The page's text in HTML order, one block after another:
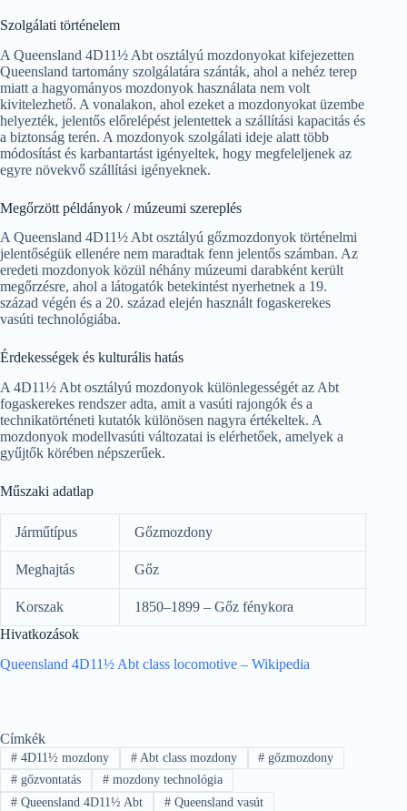
Szolgálati történelem
A Queensland 4D11½ Abt osztályú mozdonyokat kifejezetten
Queensland tartomány szolgálatára szánták, ahol a nehéz terep
miatt a hagyományos mozdonyok használata nem volt
kivitelezhető. A vonalakon, ahol ezeket a mozdonyokat üzembe
helyezték, jelentős előrelépést jelentettek a szállítási kapacitás és
a biztonság terén. A mozdonyok szolgálati ideje alatt több
módosítást és karbantartást igényeltek, hogy megfeleljenek az
egyre növekvő szállítási igényeknek.
Megőrzött példányok / múzeumi szereplés
A Queensland 4D11½ Abt osztályú gőzmozdonyok történelmi
jelentőségük ellenére nem maradtak fenn jelentős számban. Az
eredeti mozdonyok közül néhány múzeumi darabként került
megőrzésre, ahol a látogatók betekintést nyerhetnek a 19.
század végén és a 20. század elején használt fogaskerekes
vasúti technológiába.
Érdekességek és kulturális hatás
A 4D11½ Abt osztályú mozdonyok különlegességét az Abt
fogaskerekes rendszer adta, amit a vasúti rajongók és a
technikatörténeti kutatók különösen nagyra értékeltek. A
mozdonyok modellvasúti változatai is elérhetőek, amelyek a
gyűjtők körében népszerűek.
Műszaki adatlap
Járműtípus Gőzmozdony
Meghajtás Gőz
Korszak
1850–1899 – Gőz fénykora
Hivatkozások
Queensland 4D11½ Abt class locomotive – Wikipedia
Címkék
#4D11½ mozdony #Abt class mozdony # gőzmozdony
#gőzvontatás #mozdony technológia
#Queensland 4D11½ Abt #Queensland vasút